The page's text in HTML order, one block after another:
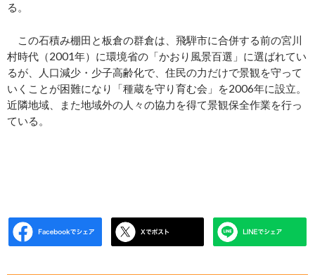
る。
この石積み棚田と板倉の群倉は、飛騨市に合併する前の宮川
村時代（2001年）に環境省の「かおり風景百選」に選ばれてい
るが、人口減少・少子高齢化で、住民の力だけで景観を守って
いくことが困難になり「種蔵を守り育む会」を2006年に設立。
近隣地域、また地域外の人々の協力を得て景観保全作業を行っ
ている。